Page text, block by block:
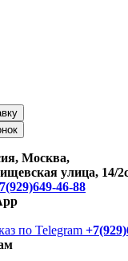
Москва,
улица, 14/
46-88